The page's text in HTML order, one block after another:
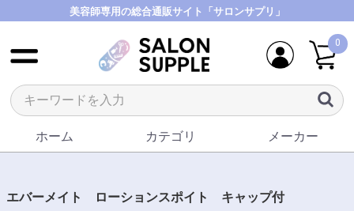
美容師専用の総合通販サイト「サロンサプリ」
0
ホーム カテゴリ メーカー
エバーメイト ローションスポイト キャップ付